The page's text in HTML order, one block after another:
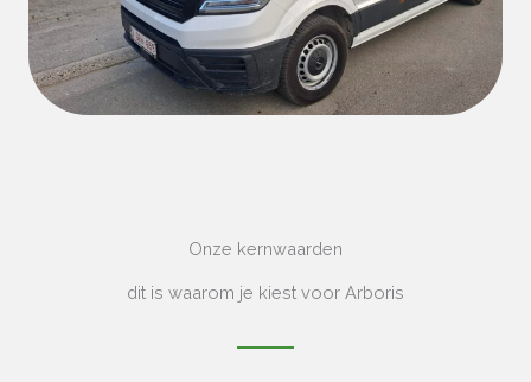
Onze kernwaarden
dit is waarom je kiest voor Arboris